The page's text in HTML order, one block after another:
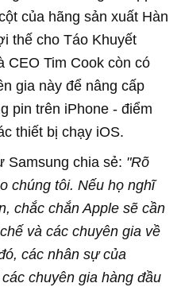
của hãng sản xuất Hàn
thế cho Táo Khuyết
CEO Tim Cook còn có
gia này để nâng cấp
pin trên iPhone - điểm
thiết bị chạy iOS.
Samsung chia sẻ: "Rõ
chúng tôi. Nếu họ nghĩ
chắc chắn Apple sẽ cần
và các chuyên gia về
các nhân sự của
chuyên gia hàng đầu